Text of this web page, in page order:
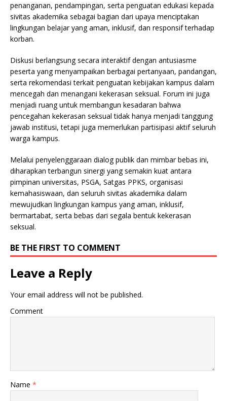
penanganan, pendampingan, serta penguatan edukasi kepada
sivitas akademika sebagai bagian dari upaya menciptakan
lingkungan belajar yang aman, inklusif, dan responsif terhadap
korban.
Diskusi berlangsung secara interaktif dengan antusiasme
peserta yang menyampaikan berbagai pertanyaan, pandangan,
serta rekomendasi terkait penguatan kebijakan kampus dalam
mencegah dan menangani kekerasan seksual. Forum ini juga
menjadi ruang untuk membangun kesadaran bahwa
pencegahan kekerasan seksual tidak hanya menjadi tanggung
jawab institusi, tetapi juga memerlukan partisipasi aktif seluruh
warga kampus.
Melalui penyelenggaraan dialog publik dan mimbar bebas ini,
diharapkan terbangun sinergi yang semakin kuat antara
pimpinan universitas, PSGA, Satgas PPKS, organisasi
kemahasiswaan, dan seluruh sivitas akademika dalam
mewujudkan lingkungan kampus yang aman, inklusif,
bermartabat, serta bebas dari segala bentuk kekerasan
seksual.
BE THE FIRST TO COMMENT
Leave a Reply
Your email address will not be published.
Comment
Name *